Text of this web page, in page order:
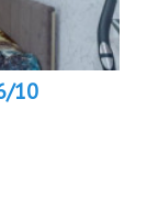
10